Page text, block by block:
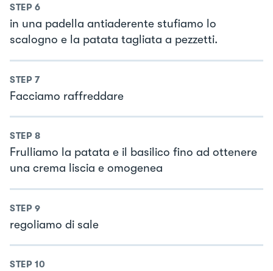
STEP 6
in una padella antiaderente stufiamo lo
scalogno e la patata tagliata a pezzetti.
STEP 7
Facciamo raffreddare
STEP 8
Frulliamo la patata e il basilico fino ad ottenere
una crema liscia e omogenea
STEP 9
regoliamo di sale
STEP 10